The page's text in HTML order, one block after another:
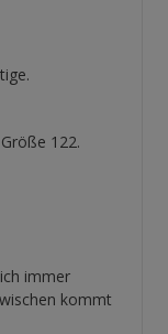
122.
immer
kommt